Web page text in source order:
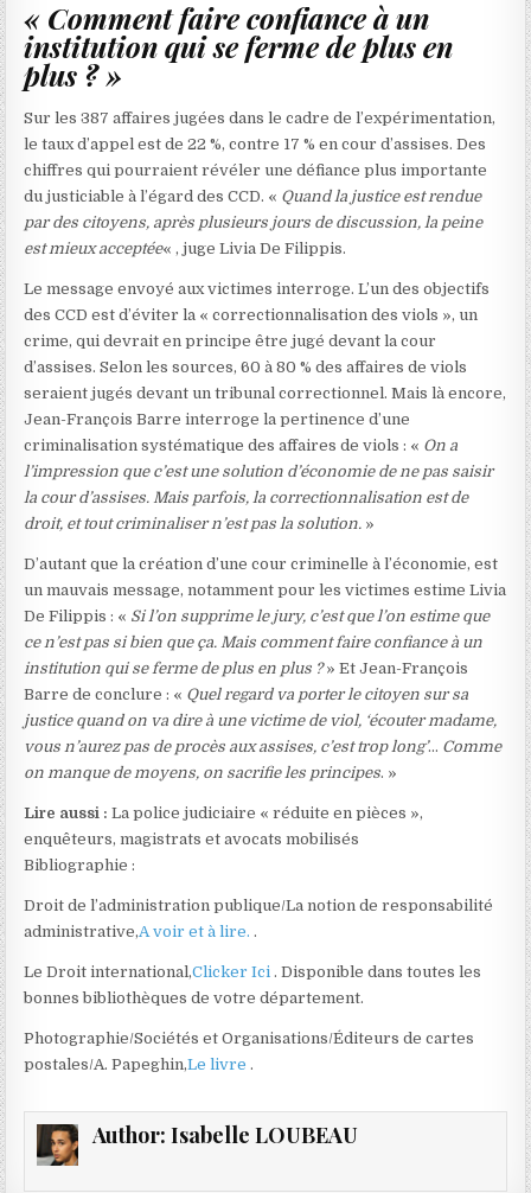
« Comment faire confiance à un
institution qui se ferme de plus en
plus ? »
Sur les 387 affaires jugées dans le cadre de l’expérimentation,
le taux d’appel est de 22 %, contre 17 % en cour d’assises. Des
chiffres qui pourraient révéler une défiance plus importante
du justiciable à l’égard des CCD. « Quand la justice est rendue
par des citoyens, après plusieurs jours de discussion, la peine
est mieux acceptée« , juge Livia De Filippis.
Le message envoyé aux victimes interroge. L’un des objectifs
des CCD est d’éviter la « correctionnalisation des viols », un
crime, qui devrait en principe être jugé devant la cour
d’assises. Selon les sources, 60 à 80 % des affaires de viols
seraient jugés devant un tribunal correctionnel. Mais là encore,
Jean-François Barre interroge la pertinence d’une
criminalisation systématique des affaires de viols : « On a
l’impression que c’est une solution d’économie de ne pas saisir
la cour d’assises. Mais parfois, la correctionnalisation est de
droit, et tout criminaliser n’est pas la solution. »
D’autant que la création d’une cour criminelle à l’économie, est
un mauvais message, notamment pour les victimes estime Livia
De Filippis : « Si l’on supprime le jury, c’est que l’on estime que
ce n’est pas si bien que ça. Mais comment faire confiance à un
institution qui se ferme de plus en plus ?» Et Jean-François
Barre de conclure : « Quel regard va porter le citoyen sur sa
justice quand on va dire à une victime de viol, ‘écouter madame,
vous n’aurez pas de procès aux assises, c’est trop long’… Comme
on manque de moyens, on sacrifie les principes. »
Lire aussi : La police judiciaire « réduite en pièces »,
enquêteurs, magistrats et avocats mobilisés
Bibliographie :
Droit de l’administration publique/La notion de responsabilité
administrative,A voir et à lire..
Le Droit international,Clicker Ici. Disponible dans toutes les
bonnes bibliothèques de votre département.
Photographie/Sociétés et Organisations/Éditeurs de cartes
postales/A. Papeghin,Le livre.
Author: Isabelle LOUBEAU